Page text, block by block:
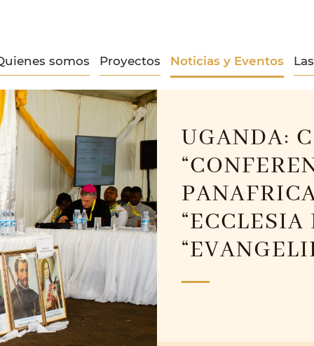
somos Proyectos Noticias y Eventos
UGANDA: